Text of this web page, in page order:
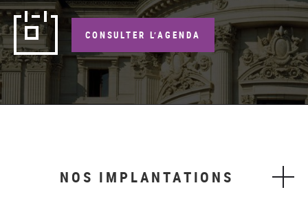
CONSULTER L’AGENDA
NOS IMPLANTATIONS